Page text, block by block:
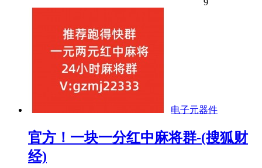
9
电子元器件
官方！一块一分红中麻将群-(搜狐财
经)